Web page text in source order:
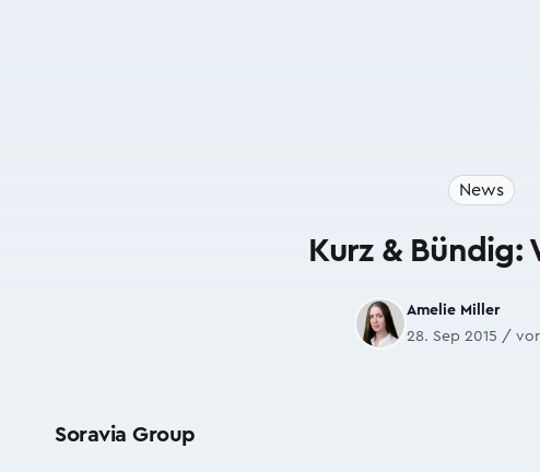
News
Kurz & Bündig:
Amelie Miller
28. Sep 2015 / vor
Soravia Group